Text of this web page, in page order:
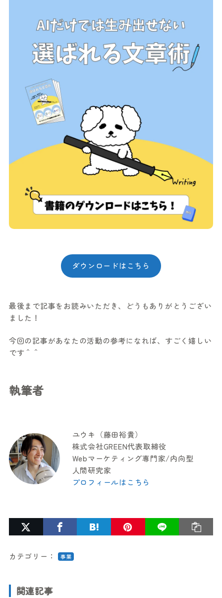
ダウンロードはこちら
最後まで記事をお読みいただき、どうもありがとうござい
ました！
今回の記事があなたの活動の参考になれば、すごく嬉しい
です＾＾
執筆者
ユウキ（藤田裕貴）
株式会社GREEN代表取締役
Webマーケティング専門家/内向型
人間研究家
プロフィールはこちら
カテゴリー： 事業
関連記事